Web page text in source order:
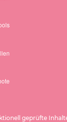
geprüfte